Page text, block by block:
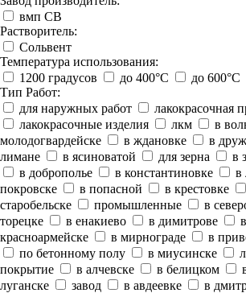
вмп СВ
Растворитель:
Сольвент
Температура использования:
1200 градусов
до 400°C до 600°C
Тип Работ:
для наружных работ
лакокрасочная
лакокрасочные изделия
лкм в
молодогвардейске
в ждановке в
лимане
в ясиноватой для зерна в
в доброполье
в константиновке в
покровске
в попасной в крестовке
старобельске
промышленные в
торецке
в енакиево в димитрове
красноармейске
в мирнограде в
по бетонному полу
в миусинске
покрытие
в алчевске в белицком
луганске
завод в авдеевке в